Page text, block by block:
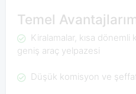
Temel
Kiralamalar, kısa
geniş araç yelpazesi
Düşük komisyon ve